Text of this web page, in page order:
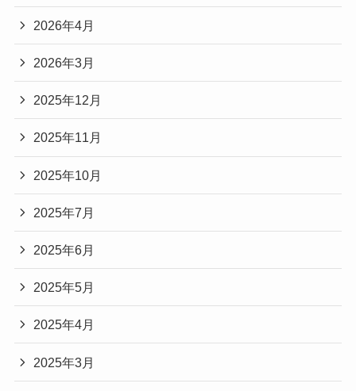
2026年4月
2026年3月
2025年12月
2025年11月
2025年10月
2025年7月
2025年6月
2025年5月
2025年4月
2025年3月